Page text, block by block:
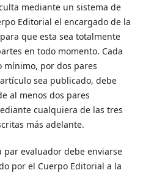
mediante un sistema de
Editorial el encargado de la
que esta sea totalmente
en todo momento. Cada
mínimo, por dos pares
sea publicado, debe
al menos dos pares
cualquiera de las tres
más adelante.
par evaluador debe enviarse
por el Cuerpo Editorial a la